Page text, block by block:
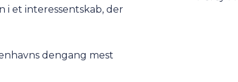
i et interessentskab, der
dengang mest